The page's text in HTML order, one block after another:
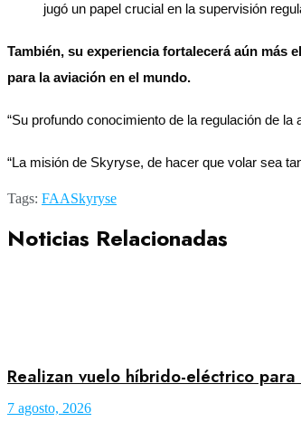
jugó un papel crucial en la supervisión
También, su experiencia fortalecerá aún más
para la aviación en el mundo.
“Su profundo conocimiento de la regulación de
“La misión de Skyryse, de hacer que volar sea
Tags: FAASkyryse
Noticias Relacionadas
Realizan vuelo híbrido-eléctrico
7 agosto, 2026